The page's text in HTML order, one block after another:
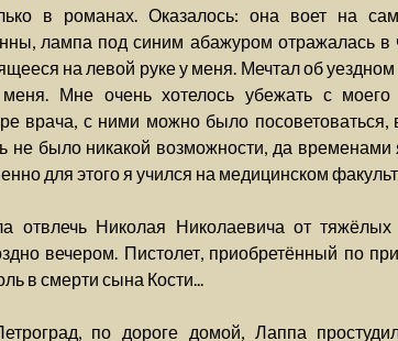
в романах. Оказалось: она воет на
лампа под синим абажуром отражалась в
на левой руке у меня. Мечтал об
меня. Мне очень хотелось убежать с
врача, с ними можно было посоветоваться,
не было никакой возможности, да временами
для этого я учился на медицинском
отвлечь Николая Николаевича от
вечером. Пистолет, приобретённый по
в смерти сына Кости...
по дороге домой, Лаппа